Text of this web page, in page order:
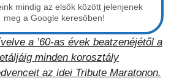
mindig az elsők között jelenjenek
meg a Google keresőben!
a ’60-as évek beatzenéjétől a
minden korosztály
az idei Tribute Maratonon.